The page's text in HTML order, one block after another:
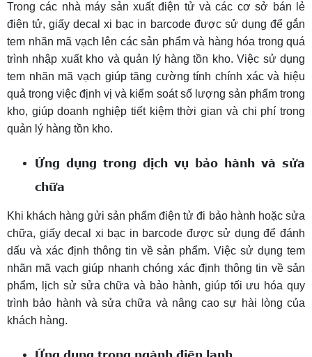
Trong các nhà máy sản xuất điện tử và các cơ sở bán lẻ
điện tử, giấy decal xi bạc in barcode được sử dụng để gắn
tem nhãn mã vạch lên các sản phẩm và hàng hóa trong quá
trình nhập xuất kho và quản lý hàng tồn kho. Việc sử dụng
tem nhãn mã vạch giúp tăng cường tính chính xác và hiệu
quả trong việc định vị và kiểm soát số lượng sản phẩm trong
kho, giúp doanh nghiệp tiết kiệm thời gian và chi phí trong
quản lý hàng tồn kho.
Ứng dụng trong dịch vụ bảo hành và sửa
chữa
Khi khách hàng gửi sản phẩm điện tử đi bảo hành hoặc sửa
chữa, giấy decal xi bạc in barcode được sử dụng để đánh
dấu và xác định thông tin về sản phẩm. Việc sử dụng tem
nhãn mã vạch giúp nhanh chóng xác định thông tin về sản
phẩm, lịch sử sửa chữa và bảo hành, giúp tối ưu hóa quy
trình bảo hành và sửa chữa và nâng cao sự hài lòng của
khách hàng.